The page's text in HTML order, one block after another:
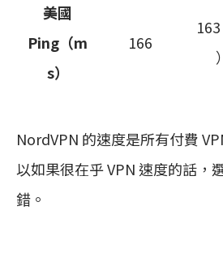
美國
Ping（m
s）
166
）
NordVPN 的速度是所有付費
以如果很在乎 VPN 速度的話，
錯。